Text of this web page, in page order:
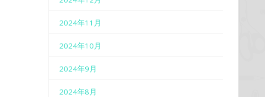
2024年11月
2024年10月
2024年9月
2024年8月